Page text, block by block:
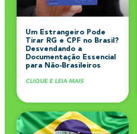
Um Estrangeiro Pode
Tirar RG e CPF no Brasil?
Desvendando a
Documentação Essencial
para Não-Brasileiros
CLIQUE E LEIA MAIS